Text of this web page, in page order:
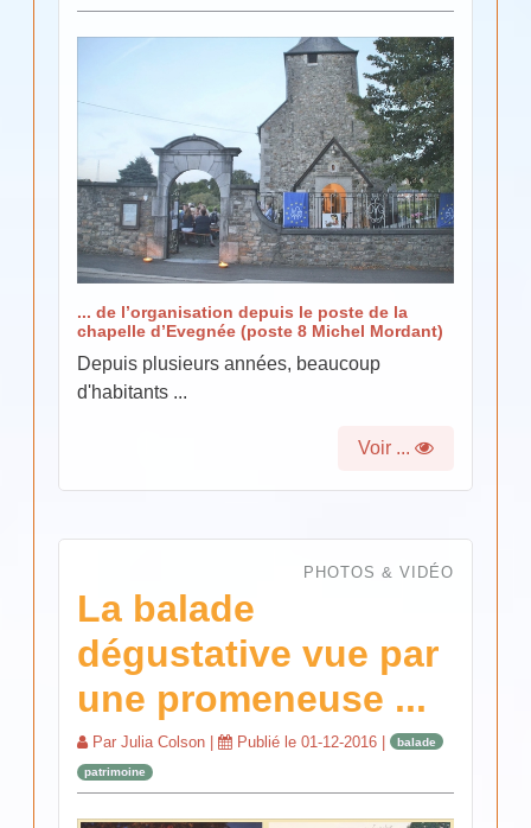
... de l’organisation depuis le poste de la
chapelle d’Evegnée (poste 8 Michel Mordant)
Depuis plusieurs années, beaucoup
d'habitants ...
Voir ...
PHOTOS & VIDÉO
La balade
dégustative vue par
une promeneuse ...
ParJulia Colson | Publié le01-12-2016 | balade
patrimoine